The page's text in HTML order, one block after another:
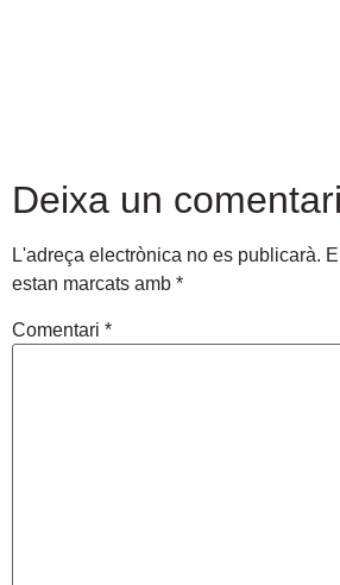
Deixa un comentari
L'adreça electrònica no es publicarà.
estan marcats amb *
Comentari *